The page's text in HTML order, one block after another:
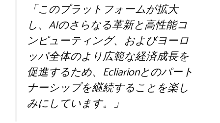
「このプラットフォームが拡大
し、AIのさらなる革新と高性能コ
ンピューティング、およびヨーロ
ッパ全体のより広範な経済成長を
促進するため、Ecliarionとのパート
ナーシップを継続することを楽し
みにしています。」